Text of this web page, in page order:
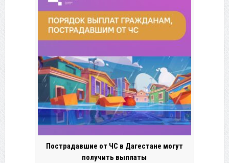
Пострадавшие от ЧС в Дагестане могут
получить выплаты